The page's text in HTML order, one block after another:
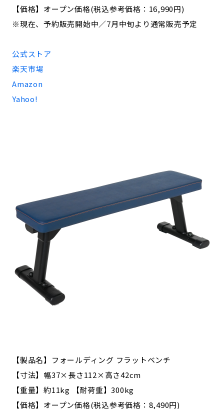
【価格】オープン価格(税込参考価格：16,990円)
※現在、予約販売開始中／7月中旬より通常販売予定
公式ストア
楽天市場
Amazon
Yahoo!
【製品名】フォールディング フラットベンチ
【寸法】幅37×長さ112×高さ42cm
【重量】約11kg 【耐荷重】300kg
【価格】オープン価格(税込参考価格：8,490円)